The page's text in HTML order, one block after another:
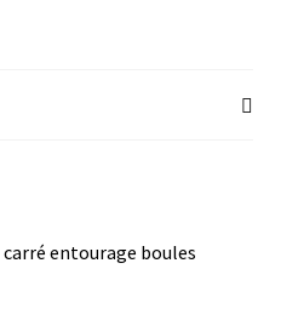
entourage boules